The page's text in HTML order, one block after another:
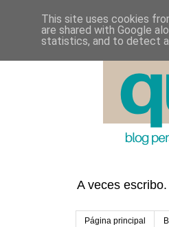
A veces escribo.
Página principal
This site uses cookies
are shared with Google
statistics, and to detect